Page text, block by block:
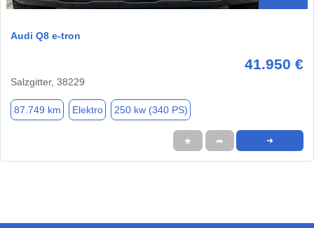
Audi Q8 e-tron
41.950 €
Salzgitter, 38229
87.749 km Elektro 250 kw (340 PS)
★ ➦ ➜